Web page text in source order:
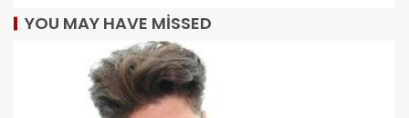
YOU MAY HAVE MISSED